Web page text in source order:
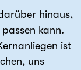
hinaus,
kann.
ist
uns